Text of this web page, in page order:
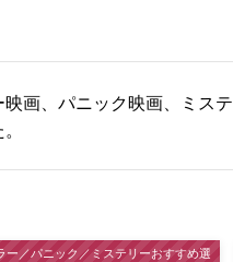
画、パニック映画、ミス
ー／パニック／ミステリーおすすめ選